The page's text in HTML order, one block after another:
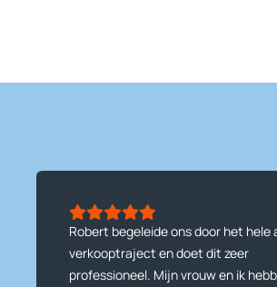
Robert begeleide ons door het hele
verkooptraject en doet dit zeer
professioneel. Mijn vrouw en ik